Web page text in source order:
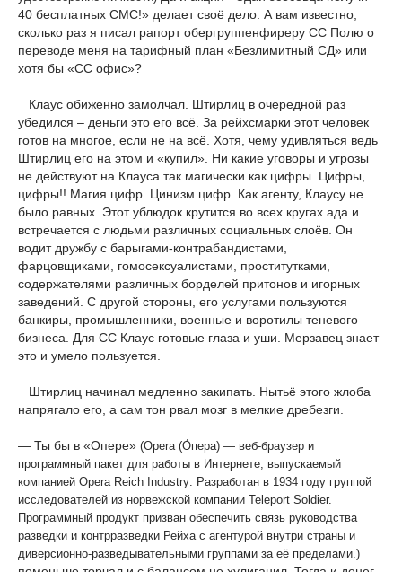
40 бесплатных СМС!» делает своё дело. А вам известно,
сколько раз я писал рапорт обергруппенфиреру СС Полю о
переводе меня на тарифный план «Безлимитный СД» или
хотя бы «СС офис»?
Клаус обиженно замолчал. Штирлиц в очередной раз
убедился – деньги это его всё. За рейхсмарки этот человек
готов на многое, если не на всё. Хотя, чему удивляться ведь
Штирлиц его на этом и «купил». Ни какие уговоры и угрозы
не действуют на Клауса так магически как цифры. Цифры,
цифры!! Магия цифр. Цинизм цифр. Как агенту, Клаусу не
было равных. Этот ублюдок крутится во всех кругах ада и
встречается с людьми различных социальных слоёв. Он
водит дружбу с барыгами-контрабандистами,
фарцовщиками, гомосексуалистами, проститутками,
содержателями различных борделей притонов и игорных
заведений. С другой стороны, его услугами пользуются
банкиры, промышленники, военные и воротилы теневого
бизнеса. Для СС Клаус готовые глаза и уши. Мерзавец знает
это и умело пользуется.
Штирлиц начинал медленно закипать. Нытьё этого жлоба
напрягало его, а сам тон рвал мозг в мелкие дребезги.
— Ты бы в «Опере» (Opera (О́пера) — веб-браузер и
программный пакет для работы в Интернете, выпускаемый
компанией Opera Reich Industry. Разработан в 1934 году группой
исследователей из норвежской компании Teleport Soldier.
Программный продукт призван обеспечить связь руководства
разведки и контрразведки Рейха с агентурой внутри страны и
диверсионно-разведывательными группами за её пределами.)